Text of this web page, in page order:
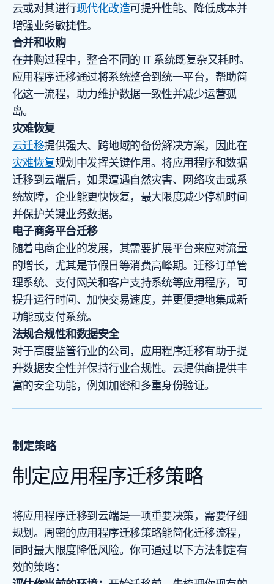
云或对其进行现代化改造可提升性能、降低成本并
增强业务敏捷性。
合并和收购
在并购过程中，整合不同的 IT 系统既复杂又耗时。
应用程序迁移通过将系统整合到统一平台，帮助简
化这一流程，助力维护数据一致性并减少运营孤
岛。
灾难恢复
云迁移提供强大、跨地域的备份解决方案，因此在
灾难恢复规划中发挥关键作用。将应用程序和数据
迁移到云端后，如果遭遇自然灾害、网络攻击或系
统故障，企业能更快恢复，最大限度减少停机时间
并保护关键业务数据。
电子商务平台迁移
随着电商企业的发展，其需要扩展平台来应对流量
的增长，尤其是节假日等消费高峰期。迁移订单管
理系统、支付网关和客户支持系统等应用程序，可
提升运行时间、加快交易速度，并更便捷地集成新
功能或支付系统。
法规合规性和数据安全
对于高度监管行业的公司，应用程序迁移有助于提
升数据安全性并保持行业合规性。云提供商提供丰
富的安全功能，例如加密和多重身份验证。
制定策略
制定应用程序迁移策略
将应用程序迁移到云端是一项重要决策，需要仔细
规划。周密的应用程序迁移策略能简化迁移流程，
同时最大限度降低风险。你可通过以下方法制定有
效的策略：